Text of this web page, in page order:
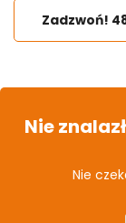
Zadzwoń!
Nie
Nie